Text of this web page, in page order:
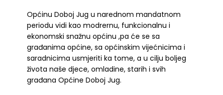
Općinu Doboj Jug u narednom mandatnom
periodu vidi kao modrernu, funkcionalnu i
ekonomski snažnu općinu ,pa će se sa
građanima općine, sa općinskim vijećnicima i
saradnicima usmjeriti ka tome, a u cilju boljeg
života naše djece, omladine, starih i svih
građana Općine Doboj Jug.